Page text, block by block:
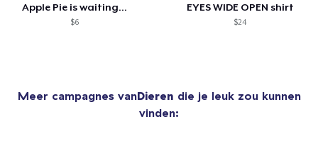
Apple Pie is waiting...
$6
EYES WIDE OPEN shirt
$24
Meer campagnes vanDieren die je leuk zou kunnen
vinden: